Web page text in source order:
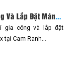
Địa Chỉ Gia Công Và Lắp Đặt Máng Xối Tại Cam Ranh【Gần Đây】
gia công và lắp đặt
tại Cam Ranh...